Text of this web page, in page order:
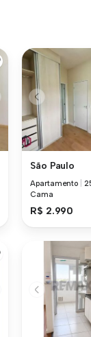
São Paulo
Apartamento
Cama
R$ 2.990